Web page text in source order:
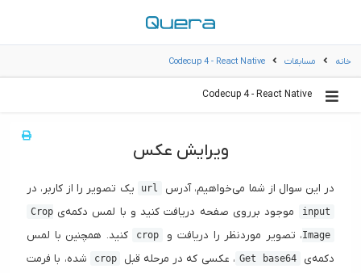
خانه مسابقات Codecup 4 - React Native
Codecup 4 - React Native
ویرایش عکس
در این سوال از شما می‌خواهیم، آدرس url یک تصویر را از کاربر، در
input موجود برروی صفحه دریافت کنید و با لمس دکمه‌یCrop
Image، تصویر موردنظر را دریافت و crop
کنید. همچنین با لمس
دکمه‌ی
Get base64 ، عکسی که در مرحله قبل crop شده، با فرمت